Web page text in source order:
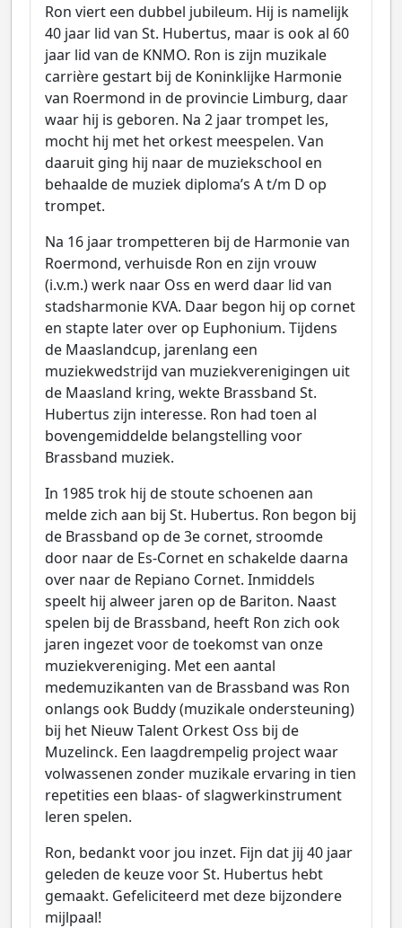
Ron viert een dubbel jubileum. Hij is namelijk
40 jaar lid van St. Hubertus, maar is ook al 60
jaar lid van de KNMO. Ron is zijn muzikale
carrière gestart bij de Koninklijke Harmonie
van Roermond in de provincie Limburg, daar
waar hij is geboren. Na 2 jaar trompet les,
mocht hij met het orkest meespelen. Van
daaruit ging hij naar de muziekschool en
behaalde de muziek diploma’s A t/m D op
trompet.
Na 16 jaar trompetteren bij de Harmonie van
Roermond, verhuisde Ron en zijn vrouw
(i.v.m.) werk naar Oss en werd daar lid van
stadsharmonie KVA. Daar begon hij op cornet
en stapte later over op Euphonium. Tijdens
de Maaslandcup, jarenlang een
muziekwedstrijd van muziekverenigingen uit
de Maasland kring, wekte Brassband St.
Hubertus zijn interesse. Ron had toen al
bovengemiddelde belangstelling voor
Brassband muziek.
In 1985 trok hij de stoute schoenen aan
melde zich aan bij St. Hubertus. Ron begon bij
de Brassband op de 3e cornet, stroomde
door naar de Es-Cornet en schakelde daarna
over naar de Repiano Cornet. Inmiddels
speelt hij alweer jaren op de Bariton. Naast
spelen bij de Brassband, heeft Ron zich ook
jaren ingezet voor de toekomst van onze
muziekvereniging. Met een aantal
medemuzikanten van de Brassband was Ron
onlangs ook Buddy (muzikale ondersteuning)
bij het Nieuw Talent Orkest Oss bij de
Muzelinck. Een laagdrempelig project waar
volwassenen zonder muzikale ervaring in tien
repetities een blaas- of slagwerkinstrument
leren spelen.
Ron, bedankt voor jou inzet. Fijn dat jij 40 jaar
geleden de keuze voor St. Hubertus hebt
gemaakt. Gefeliciteerd met deze bijzondere
mijlpaal!